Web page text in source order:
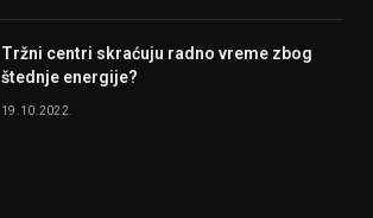
Tržni centri skraćuju radno vreme zbog
štednje energije?
19.10.2022.